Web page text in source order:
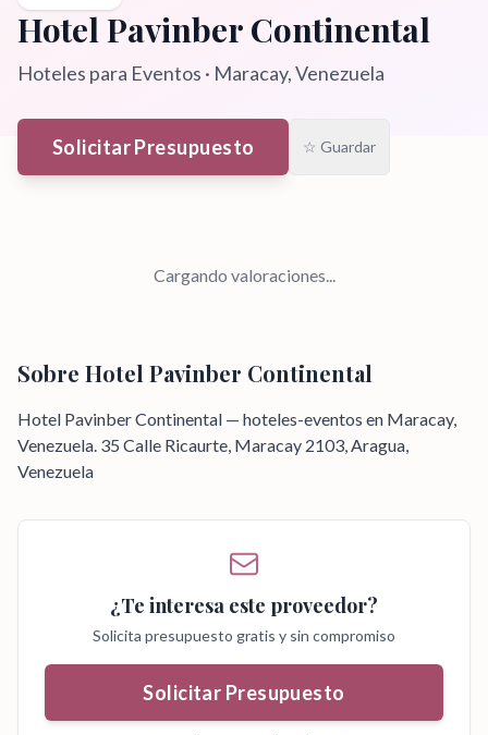
Hotel Pavinber Continental
Hoteles para Eventos · Maracay, Venezuela
Solicitar Presupuesto ☆ Guardar
Cargando valoraciones...
Sobre Hotel Pavinber Continental
Hotel Pavinber Continental — hoteles-eventos en Maracay,
Venezuela. 35 Calle Ricaurte, Maracay 2103, Aragua,
Venezuela
¿Te interesa este proveedor?
Solicita presupuesto gratis y sin compromiso
Solicitar Presupuesto